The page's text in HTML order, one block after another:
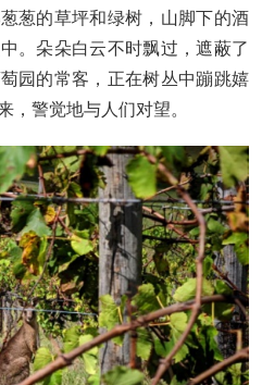
葱的草坪和绿树，山脚下的酒
。朵朵白云不时飘过，遮蔽了
园的常客，正在树丛中蹦跳嬉
警觉地与人们对望。